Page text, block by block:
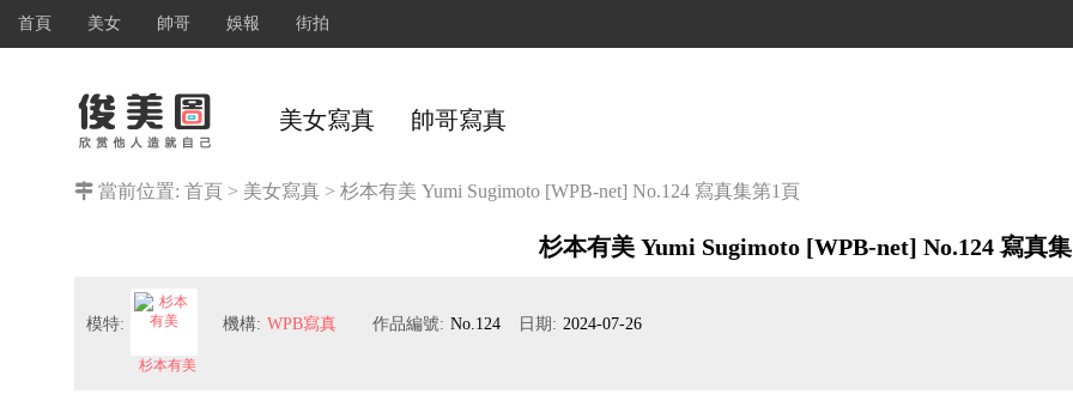
首頁 美女 帥哥 娛報 街拍
美女寫真 帥哥寫真
當前位置: 首頁 > 美女寫真 > 杉本有美 Yumi Sugimoto [WPB-net] No.124 寫真集第1頁
杉本有美 Yumi Sugimoto [WPB-net] No.124 寫真集
模特:
杉本有美
機構: WPB寫真 作品編號: No.124 日期: 2024-07-26